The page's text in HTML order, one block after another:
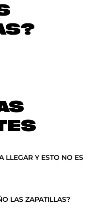
LLEGAR Y ESTO NO ES
LAS ZAPATILLAS?